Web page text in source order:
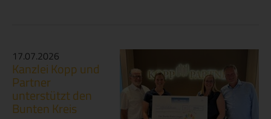
17.07.2026
Kanzlei Kopp und
Partner
unterstützt den
Bunten Kreis